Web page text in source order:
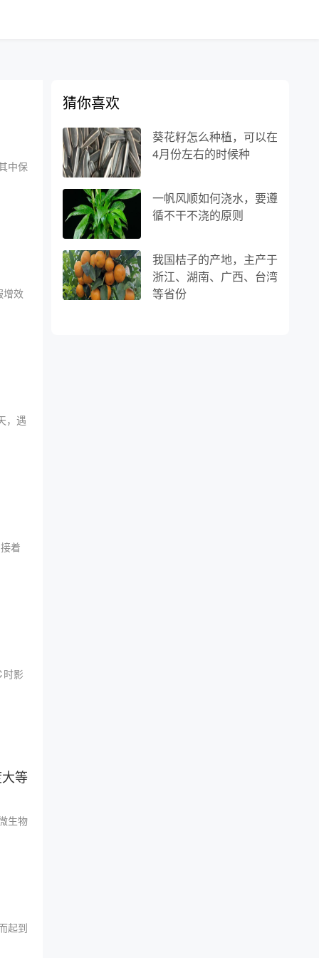
中保
增效
，遇
着
影
等
生物
起到
猜你喜欢
葵花籽怎么种植，可以在
4月份左右的时候种
一帆风顺如何浇水，要遵
循不干不浇的原则
我国桔子的产地，主产于
浙江、湖南、广西、台湾
等省份